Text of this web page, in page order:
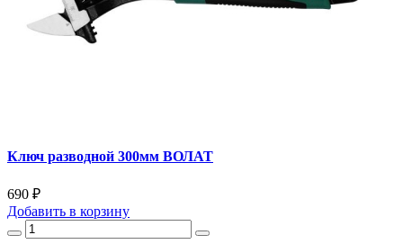
Ключ разводной 300мм ВОЛАТ
690 ₽
Добавить в корзину